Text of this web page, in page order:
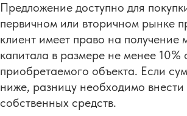
Предложение доступно для
первичном или вторичном рынке
клиент имеет право на получение
капитала в размере не менее 10%
приобретаемого объекта. Если
ниже, разницу необходимо внести
собственных средств.